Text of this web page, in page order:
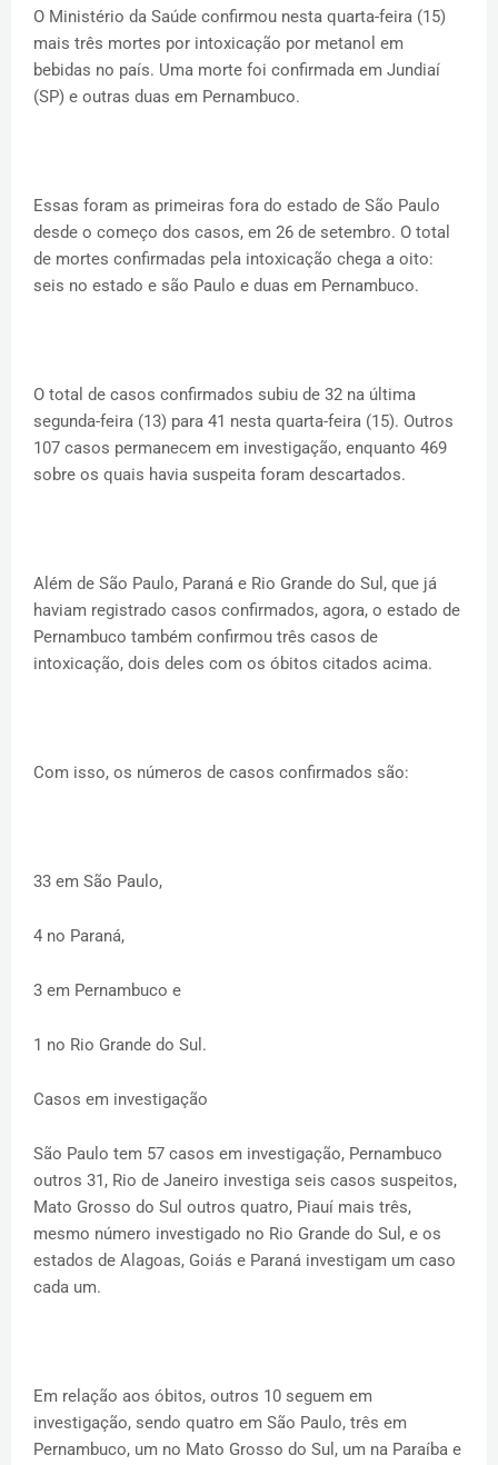
O Ministério da Saúde confirmou nesta quarta-feira (15)
mais três mortes por intoxicação por metanol em
bebidas no país. Uma morte foi confirmada em Jundiaí
(SP) e outras duas em Pernambuco.
Essas foram as primeiras fora do estado de São Paulo
desde o começo dos casos, em 26 de setembro. O total
de mortes confirmadas pela intoxicação chega a oito:
seis no estado e são Paulo e duas em Pernambuco.
O total de casos confirmados subiu de 32 na última
segunda-feira (13) para 41 nesta quarta-feira (15). Outros
107 casos permanecem em investigação, enquanto 469
sobre os quais havia suspeita foram descartados.
Além de São Paulo, Paraná e Rio Grande do Sul, que já
haviam registrado casos confirmados, agora, o estado de
Pernambuco também confirmou três casos de
intoxicação, dois deles com os óbitos citados acima.
Com isso, os números de casos confirmados são:
33 em São Paulo,
4 no Paraná,
3 em Pernambuco e
1 no Rio Grande do Sul.
Casos em investigação
São Paulo tem 57 casos em investigação, Pernambuco
outros 31, Rio de Janeiro investiga seis casos suspeitos,
Mato Grosso do Sul outros quatro, Piauí mais três,
mesmo número investigado no Rio Grande do Sul, e os
estados de Alagoas, Goiás e Paraná investigam um caso
cada um.
Em relação aos óbitos, outros 10 seguem em
investigação, sendo quatro em São Paulo, três em
Pernambuco, um no Mato Grosso do Sul, um na Paraíba e